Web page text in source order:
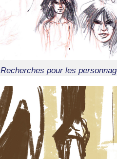
Recherches pour les